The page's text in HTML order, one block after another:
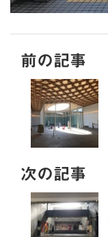
前の記事
次の記事